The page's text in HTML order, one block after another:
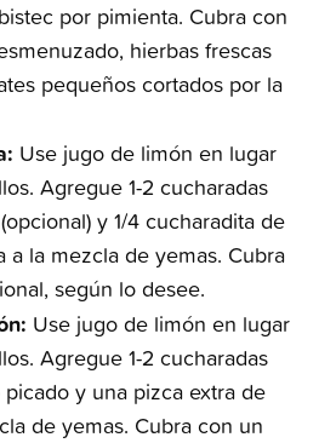
por pimienta. Cubra con
hierbas frescas
pequeños cortados por la
Use jugo de limón en lugar
Agregue 1-2 cucharadas
y 1/4 cucharadita de
a la mezcla de yemas. Cubra
según lo desee.
Use jugo de limón en lugar
Agregue 1-2 cucharadas
y una pizca extra de
de yemas. Cubra con un